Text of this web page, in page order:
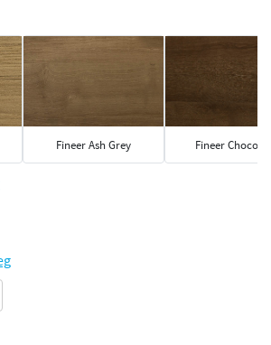
Fineer Ash Grey Fineer